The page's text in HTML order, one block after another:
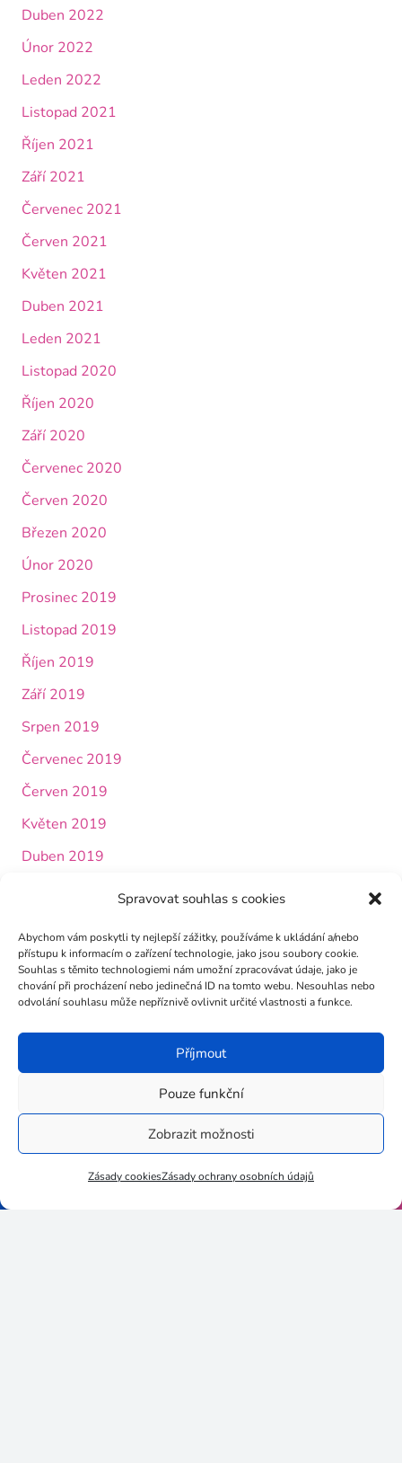
Spravovat souhlas s cookies
Abychom vám poskytli ty nejlepší zážitky, používáme k ukládání a/nebo
přístupu k informacím o zařízení technologie, jako jsou soubory cookie.
Souhlas s těmito technologiemi nám umožní zpracovávat údaje, jako je
chování při procházení nebo jedinečná ID na tomto webu. Nesouhlas nebo
odvolání souhlasu může nepříznivě ovlivnit určité vlastnosti a funkce.
Příjmout
Pouze funkční
Zobrazit možnosti
Zásady cookiesZásady ochrany osobních údajů
Duben 2022
Únor 2022
Leden 2022
Listopad 2021
Říjen 2021
Září 2021
Červenec 2021
Červen 2021
Květen 2021
Duben 2021
Leden 2021
Listopad 2020
Říjen 2020
Září 2020
Červenec 2020
Červen 2020
Březen 2020
Únor 2020
Prosinec 2019
Listopad 2019
Říjen 2019
Září 2019
Srpen 2019
Červenec 2019
Červen 2019
Květen 2019
Duben 2019
Leden 2019
Prosinec 2018